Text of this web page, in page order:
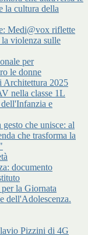
la cultura della
Medi@vox riflette
violenza sulle
per
le donne
Architettura 2025
nella classe 1L
e
che unisce: al
che trasforma la
documento
la Giornata
dell'Adolescenza.
Pizzini di 4G